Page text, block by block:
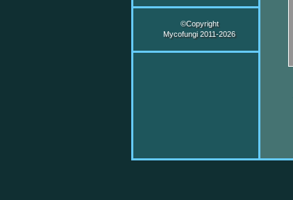
©Copyright
Mycofungi 2011-2026